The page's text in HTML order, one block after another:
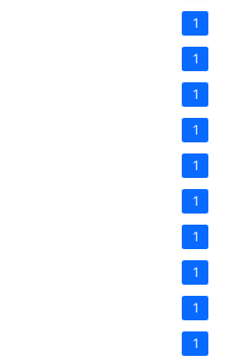
1
1
1
1
1
1
1
1
1
1